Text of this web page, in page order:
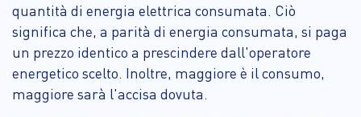
quantità di energia elettrica consumata. Ciò
significa che, a parità di energia consumata, si paga
un prezzo identico a prescindere dall'operatore
energetico scelto. Inoltre, maggiore è il consumo,
maggiore sarà l'accisa dovuta.